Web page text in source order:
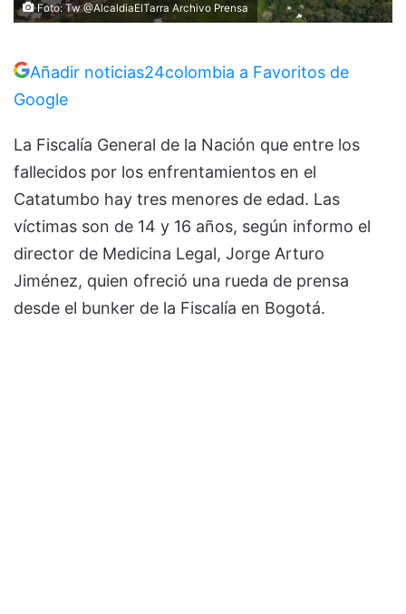
Foto: Tw @AlcaldiaElTarra Archivo Prensa
Añadir noticias24colombia a Favoritos de
Google
La Fiscalía General de la Nación que entre los
fallecidos por los enfrentamientos en el
Catatumbo hay tres menores de edad. Las
víctimas son de 14 y 16 años, según informo el
director de Medicina Legal, Jorge Arturo
Jiménez, quien ofreció una rueda de prensa
desde el bunker de la Fiscalía en Bogotá.